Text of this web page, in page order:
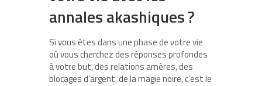
annales akashiques ?
Si vous êtes dans une phase de votre vie
où vous cherchez des réponses profondes
à votre but, des relations amères, des
blocages d’argent, de la magie noire, c’est le